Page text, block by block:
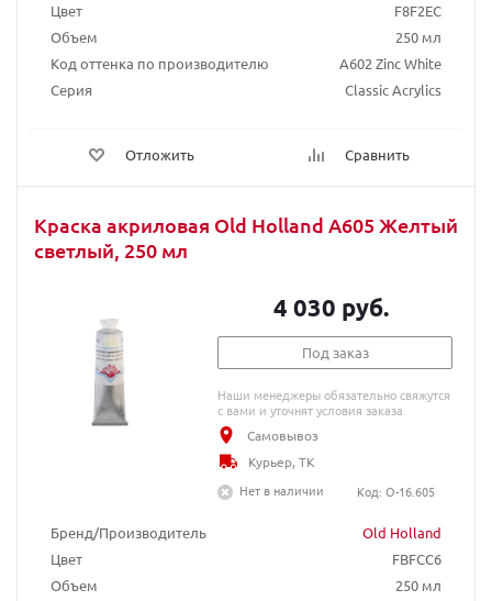
Цвет
F8F2EC
Объем
250 мл
Код оттенка по производителю
A602 Zinc White
Серия
Classic Acrylics
Отложить Сравнить
Краска акриловая Old Holland A605 Желтый
светлый, 250 мл
Бренд/Производитель
Old Holland
Цвет
FBFCC6
Объем
250 мл
4 030 руб.
Под заказ
Наши менеджеры обязательно свяжутся
с вами и уточнят условия заказа
Самовывоз
Курьер, ТК
Нет в наличии
Код: O-16.605